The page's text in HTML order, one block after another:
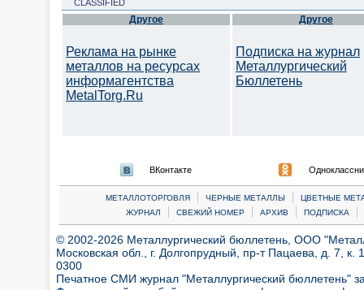
CLASSIFIED
Другое
Реклама на рынке
металлов на ресурсах
информагентства
MetalTorg.Ru
Другое
Подписка на журнал
Металлургический
Бюллетень
ВКонтакте
МЕТАЛЛОТОРГОВЛЯ | ЧЕРНЫЕ МЕТАЛЛЫ |
ЦВЕТНЫЕ
ЖУРНАЛ
| СВЕЖИЙ НОМЕР | АРХИВ | ПОДПИСКА |
© 2002-2026 Металлургический бюллетень, ООО
Московская обл., г. Долгопрудный, пр-т Пацаева, д. 7,
0300
Печатное СМИ журнал "Металлургический бюллетень"